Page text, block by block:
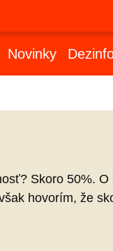
Novinky
Skoro 50%.
hovorím, že